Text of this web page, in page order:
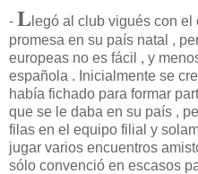
- L legó al club vigués con
promesa en su país natal ,
europeas no es fácil , y
española . Inicialmente se
había fichado para formar
que se le daba en su país ,
filas en el equipo filial y
jugar varios encuentros
sólo convenció en escasos